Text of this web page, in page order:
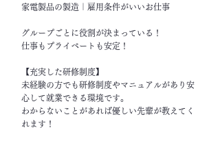
家電製品の製造｜雇用条件がいいお仕事
グループごとに役割が決まっている！
仕事もプライベートも安定！
【充実した研修制度】
未経験の方でも研修制度やマニュアルがあり安
心して就業できる環境です。
わからないことがあれば優しい先輩が教えてく
れます！